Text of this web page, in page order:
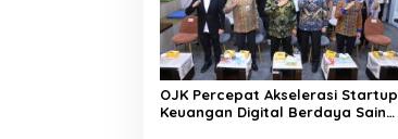
OJK Percepat Akselerasi Startup
Keuangan Digital Berdaya Saing